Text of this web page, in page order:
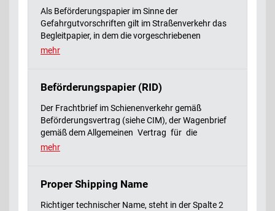
Als Beförderungspapier im Sinne der
Gefahrgutvorschriften gilt im Straßenverkehr das
Begleitpapier, in dem die vorgeschriebenen
Eintragungen gemäß 5.4 ADR enthalten sind.
die erforderlichen Eintragungen vollständig
Form gebunden.
mehr
Beförderungspapier (RID)
Der Frachtbrief im Schienenverkehr gemäß
Beförderungsvertrag (siehe CIM), der Wagenbrief
gemäß dem Allgemeinen Vertrag für die
Verwendung von Güterwagen (AVV) oder ein
mehr
Proper Shipping Name
Richtiger technischer Name, steht in der Spalte 2